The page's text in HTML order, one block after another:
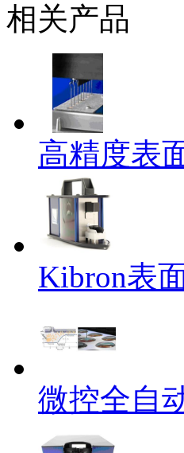
相关产品
高精度表
Kibron表
微控全自